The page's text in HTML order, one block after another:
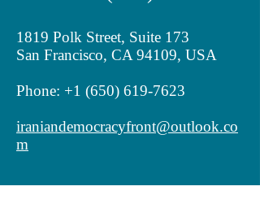
1819 Polk Street, Suite 173
San Francisco, CA 94109, USA
Phone: +1 (650) 619-7623
iraniandemocracyfront@outlook.co
m